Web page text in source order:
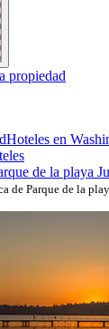
propiedad
Hoteles en
de la playa
de Parque de la